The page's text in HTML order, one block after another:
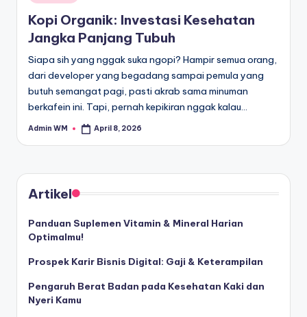
in
Kopi Organik: Investasi Kesehatan
Jangka Panjang Tubuh
Siapa sih yang nggak suka ngopi? Hampir semua orang,
dari developer yang begadang sampai pemula yang
butuh semangat pagi, pasti akrab sama minuman
berkafein ini. Tapi, pernah kepikiran nggak kalau…
Posted
Admin WM April 8, 2026
Artikel
Panduan Suplemen Vitamin & Mineral Harian
Optimalmu!
Prospek Karir Bisnis Digital: Gaji & Keterampilan
Pengaruh Berat Badan pada Kesehatan Kaki dan
Nyeri Kamu